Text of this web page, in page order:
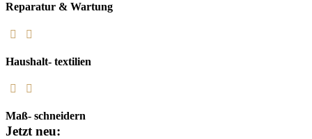
Reparatur & Wartung
Haushalt- textilien
Maß- schneidern
Jetzt neu: